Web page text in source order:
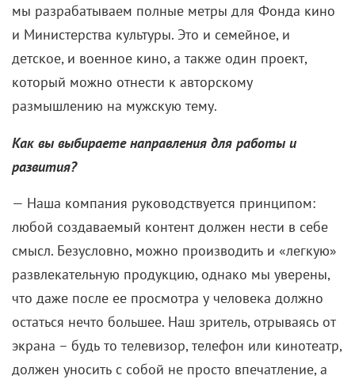
мы разрабатываем полные метры для Фонда кино
и Министерства культуры. Это и семейное, и
детское, и военное кино, а также один проект,
который можно отнести к авторскому
размышлению на мужскую тему.
Как вы выбираете направления для работы и
развития?
— Наша компания руководствуется принципом:
любой создаваемый контент должен нести в себе
смысл. Безусловно, можно производить и «легкую»
развлекательную продукцию, однако мы уверены,
что даже после ее просмотра у человека должно
остаться нечто большее. Наш зритель, отрываясь от
экрана – будь то телевизор, телефон или кинотеатр,
должен уносить с собой не просто впечатление, а